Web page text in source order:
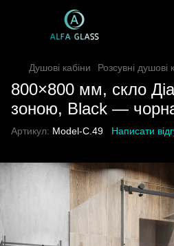
Душові кабіни Розсувні душові
800×800 мм, скло
зоною, Black —
Артикул: Model-C.49 Написати